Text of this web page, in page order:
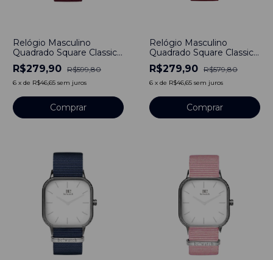
Relógio Masculino
Quadrado Square Classic
Silver Pulseira de Nylon
Bordô 40mm Minimalista
Aço Inoxidável banhado a
R$279,90 R$599,80
6 x de R$46,65 sem juros
Comprar
Relógio Masculino
Quadrado Square Classic
Silver Pulseira de Nylon
Vermelho 40mm
Minimalista Aço
titânio
R$279,90 R$579,80
6 x de R$46,65 sem juros
Comprar